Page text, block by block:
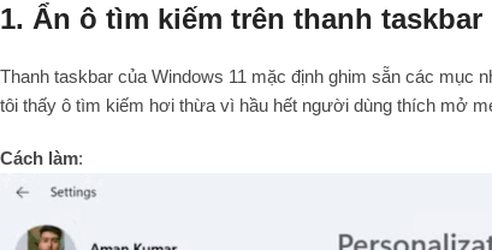
1. Ẩn ô tìm kiếm trên thanh taskbar
Thanh taskbar của Windows 11 mặc định ghim sẵn các mục
tôi thấy ô tìm kiếm hơi thừa vì hầu hết người dùng thích mở
Cách làm: